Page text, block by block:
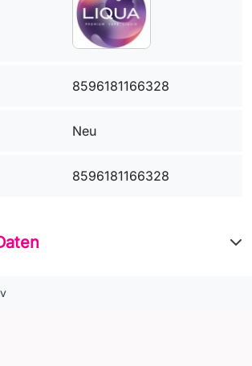
8596181166328
Neu
8596181166328